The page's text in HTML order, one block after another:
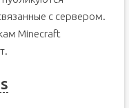
с сервером.
Minecraft